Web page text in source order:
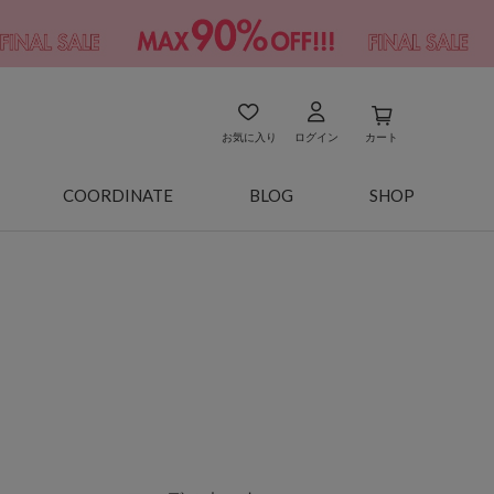
お気に入り ログイン カート
COORDINATE BLOG SHOP